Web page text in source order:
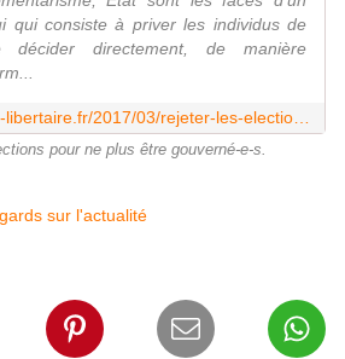
qui consiste à priver les individus de
décider directement, de manière
pour ne plus être gouverné-e-s.
sur l'actualité